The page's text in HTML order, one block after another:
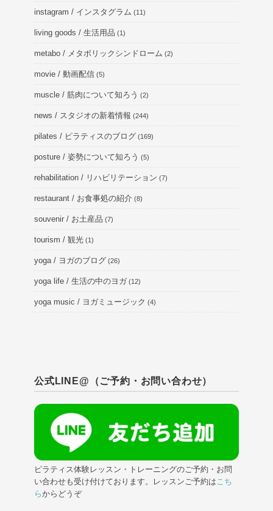
instagram / インスタグラム (11)
living goods / 生活用品 (1)
metabo / メタボリックシンドローム (2)
movie / 動画配信 (5)
muscle / 筋肉について知ろう (2)
news / スタジオの新着情報 (244)
pilates / ピラティスのブログ (169)
posture / 姿勢について知ろう (5)
rehabilitation / リハビリテーション (7)
restaurant / お食事処の紹介 (8)
souvenir / お土産品 (7)
tourism / 観光 (1)
yoga / ヨガのブログ (26)
yoga life / 生活の中のヨガ (12)
yoga music / ヨガミュージック (4)
公式LINE@（ご予約・お問い合わせ）
ピラティス体験レッスン・トレーニングのご予約・お問
い合わせも受け付けております。レッスンご予約は こち
らからどうぞ